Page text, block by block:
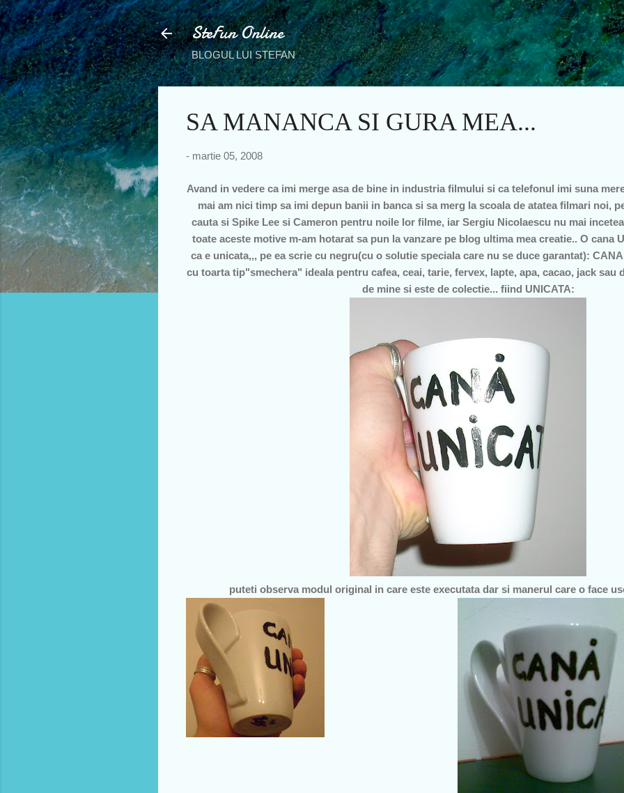
Treceți la conținutul principal
SteFun Online
BLOGUL LUI STEFAN
SA MANANCA SI GURA MEA...
- martie 05, 2008
Avand in vedere ca imi merge asa de bine in industria filmului si ca telefonul imi suna
mai am nici timp sa imi depun banii in banca si sa merg la scoala de atatea filmari noi,
cauta si Spike Lee si Cameron pentru noile lor filme, iar Sergiu Nicolaescu nu mai
toate aceste motive m-am hotarat sa pun la vanzare pe blog ultima mea creatie.. O cana
ca e unicata,,, pe ea scrie cu negru(cu o solutie speciala care nu se duce garantat): CANA
cu toarta tip"smechera" ideala pentru cafea, ceai, tarie, fervex, lapte, apa, cacao, jack sau
de mine si este de colectie... fiind UNICATA:
puteti observa modul original in care este executata dar si manerul care o face